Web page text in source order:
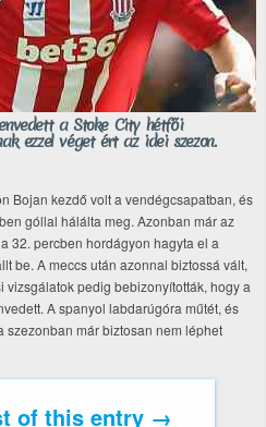
a Stoke City hétfői
ezzel véget ért az idei szezon.
Bojan kezdő volt a vendégcsapatban, és
góllal hálálta meg. Azonban már az
32. percben hordágyon hagyta el a
be. A meccs után azonnal biztossá vált,
pedig bebizonyították, hogy a
A spanyol labdarúgóra műtét, és
szezonban már biztosan nem léphet
of this entry →